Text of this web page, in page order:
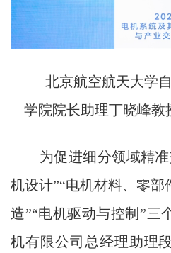
北京航空航天大学自
学院院长助理丁晓峰教
为促进细分领域精准
机设计”“电机材料、零部
造”“电机驱动与控制”三
机有限公司总经理助理